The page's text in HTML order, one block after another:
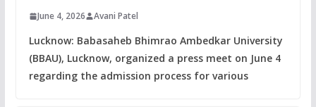
June 4, 2026 Avani Patel
Lucknow: Babasaheb Bhimrao Ambedkar University
(BBAU), Lucknow, organized a press meet on June 4
regarding the admission process for various